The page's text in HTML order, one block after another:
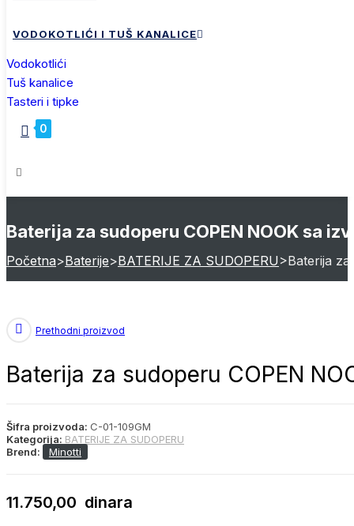
VODOKOTLIĆI I TUŠ KANALICE
vodokotlići
tuš kanalice
tasteri i tipke
0
Baterija za sudoperu COPEN NOOK sa
Početna>Baterije>BATERIJE ZA SUDOPERU >Baterija
Prethodni proizvod
Baterija za sudoperu COPEN
Šifra proizvoda: C-01-109GM
Kategorija: BATERIJE ZA SUDOPERU
Brend:
Minotti
11.750,00 dinara